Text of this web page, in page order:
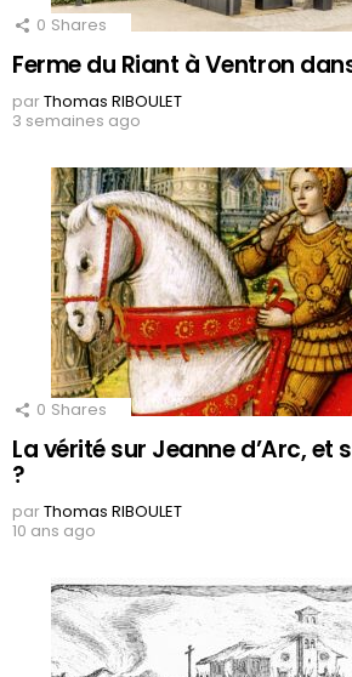
0 Shares
Ferme du Riant à Ventron
parThomas RIBOULET
3 semaines ago
0 Shares
La vérité sur Jeanne d’Arc, et
?
parThomas RIBOULET
10 ans ago